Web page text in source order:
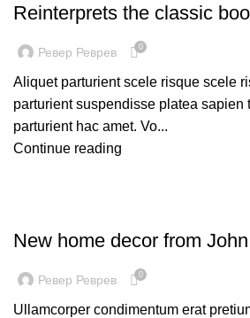
Reinterprets the classic
Ревер Реврев 0
Aliquet parturient scele risque scele
parturient suspendisse platea sapien
parturient hac amet. Vo...
Continue reading
New home decor from
Ревер Реврев 0
Ullamcorper condimentum erat